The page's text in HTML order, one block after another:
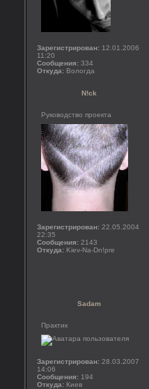
Зарегистрирован: 12.01.2006
11:20
Сообщения: 334
Откуда: Вологда
N!ck
Руководство проекта
Зарегистрирован: 22.05.2004
22:35
Сообщения: 2143
Откуда: Kiev-Na-Dn!pre
Sadam
Практик
Зарегистрирован: 28.03.2007
14:06
Сообщения: 194
Откуда: Киев